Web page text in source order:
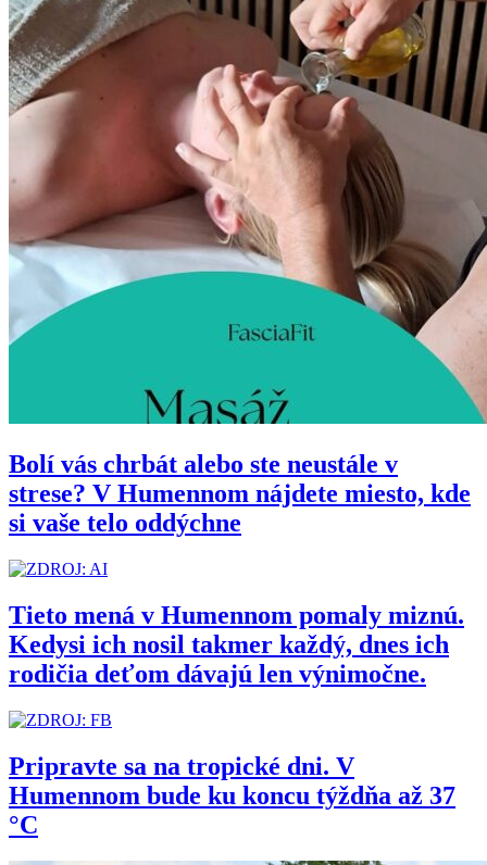
Bolí vás chrbát alebo ste neustále v
strese? V Humennom nájdete miesto, kde
si vaše telo oddýchne
Tieto mená v Humennom pomaly miznú.
Kedysi ich nosil takmer každý, dnes ich
rodičia deťom dávajú len výnimočne.
Pripravte sa na tropické dni. V
Humennom bude ku koncu týždňa až 37
°C